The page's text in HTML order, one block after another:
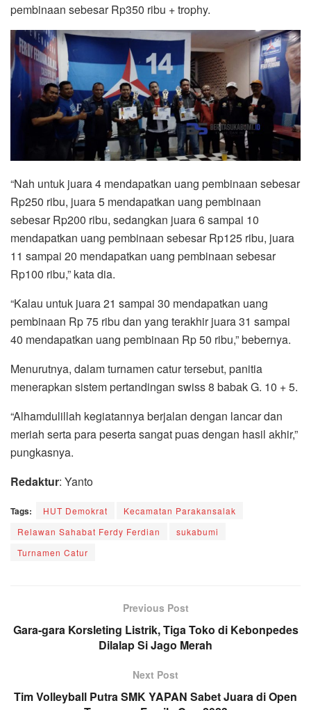
pembinaan sebesar Rp350 ribu + trophy.
“Nah untuk juara 4 mendapatkan uang pembinaan sebesar
Rp250 ribu, juara 5 mendapatkan uang pembinaan
sebesar Rp200 ribu, sedangkan juara 6 sampai 10
mendapatkan uang pembinaan sebesar Rp125 ribu, juara
11 sampai 20 mendapatkan uang pembinaan sebesar
Rp100 ribu,” kata dia.
“Kalau untuk juara 21 sampai 30 mendapatkan uang
pembinaan Rp 75 ribu dan yang terakhir juara 31 sampai
40 mendapatkan uang pembinaan Rp 50 ribu,” bebernya.
Menurutnya, dalam turnamen catur tersebut, panitia
menerapkan sistem pertandingan swiss 8 babak G. 10 + 5.
“Alhamdulillah kegiatannya berjalan dengan lancar dan
meriah serta para peserta sangat puas dengan hasil akhir,”
pungkasnya.
Redaktur: Yanto
Tags: HUT Demokrat
Kecamatan Parakansalak
Relawan Sahabat Ferdy Ferdian
sukabumi
Turnamen Catur
Previous Post
Gara-gara Korsleting Listrik, Tiga Toko di Kebonpedes
Dilalap Si Jago Merah
Next Post
Tim Volleyball Putra SMK YAPAN Sabet Juara di Open